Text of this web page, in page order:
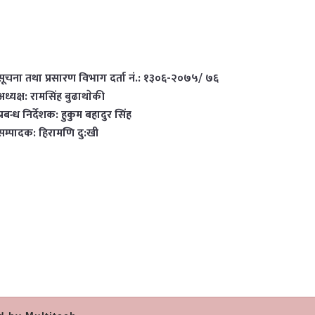
तथा प्रसारण विभाग दर्ता नं.: १३०६-२०७५/ ७६
रामसिंह बुढाथाेकी
निर्देशक: हुकुम बहादुर सिंह
हिरामणि दु:खी